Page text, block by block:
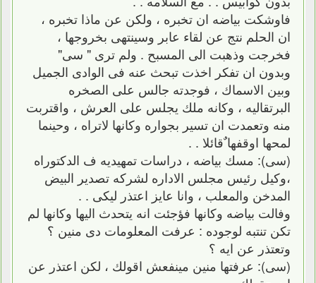
فاوشكت بياضه ان تخبره ، ولكن عن ماذا تخبره ،
ان الحلم نتج عن لقاء عابر وسينتهى بخروجها ،
فخرجت وذهبت الى المسبح . ولم ترى " سى"
وبدون ان تفكر اخذت تبحث عنه فى الوادى الجميل
وبين الاسماك ، فوجدته جالس على الصخره
البرتقاليه ، وكانه ملك يجلس على العرش ، واقتربت
منه وتعمدت ان تسير بجواره وكانها لاتراه ، وحينما
لمحها اوقفها ٌقائلا . .
(سى): مسك بياضه ، دراسات تمهيديه ف الدكتوراه
،وكيل رئيس مجلس الاداره لشركه تصدير البيض
المدخن والمعلب ، وانا عايز اعتذر ليكى . .
وفالت بياضه وكانها فؤجئت انه يتحدث اليها وكانها لم
تكن تنتبه لوجوده : عرفت المعلومات دى منين ؟
وتعتذر عن ايه ؟
(سى): عرفتها منين مينفعش اقولك ، لكن اعتذر عن